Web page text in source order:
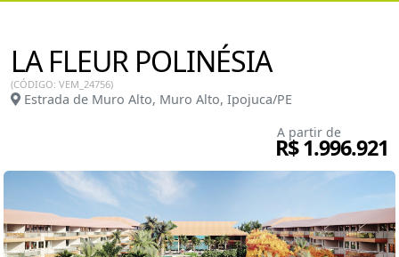
LA FLEUR POLINÉSIA
(CÓDIGO: VEM_24756)
Estrada de Muro Alto, Muro Alto, Ipojuca/PE
A partir de
R$ 1.996.921